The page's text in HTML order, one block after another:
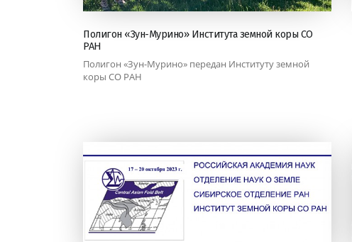
Полигон «Зун-Мурино» Института земной коры СО
РАН
Полигон «Зун-Мурино» передан Институту земной
коры СО РАН